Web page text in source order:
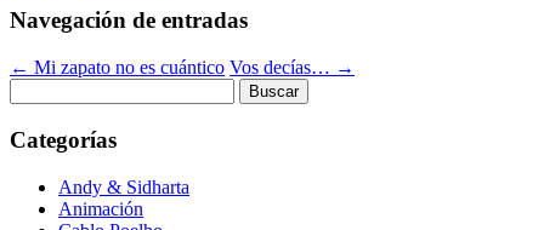
Navegación de entradas
← Mi zapato no es cuántico Vos decías… →
Categorías
Andy & Sidharta
Animación